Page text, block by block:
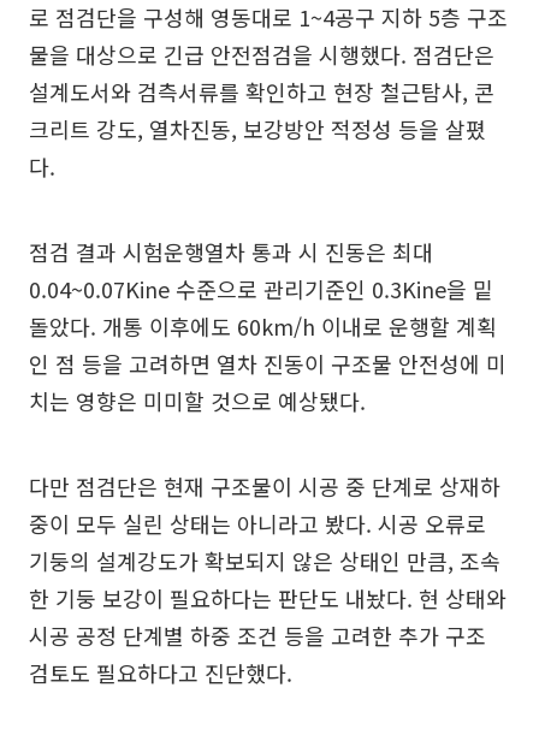
로 점검단을 구성해 영동대로 1~4공구 지하 5층 구조
물을 대상으로 긴급 안전점검을 시행했다. 점검단은
설계도서와 검측서류를 확인하고 현장 철근탐사, 콘
크리트 강도, 열차진동, 보강방안 적정성 등을 살폈
다.
점검 결과 시험운행열차 통과 시 진동은 최대
0.04~0.07Kine 수준으로 관리기준인 0.3Kine을 밑
돌았다. 개통 이후에도 60km/h 이내로 운행할 계획
인 점 등을 고려하면 열차 진동이 구조물 안전성에 미
치는 영향은 미미할 것으로 예상됐다.
다만 점검단은 현재 구조물이 시공 중 단계로 상재하
중이 모두 실린 상태는 아니라고 봤다. 시공 오류로
기둥의 설계강도가 확보되지 않은 상태인 만큼, 조속
한 기둥 보강이 필요하다는 판단도 내놨다. 현 상태와
시공 공정 단계별 하중 조건 등을 고려한 추가 구조
검토도 필요하다고 진단했다.